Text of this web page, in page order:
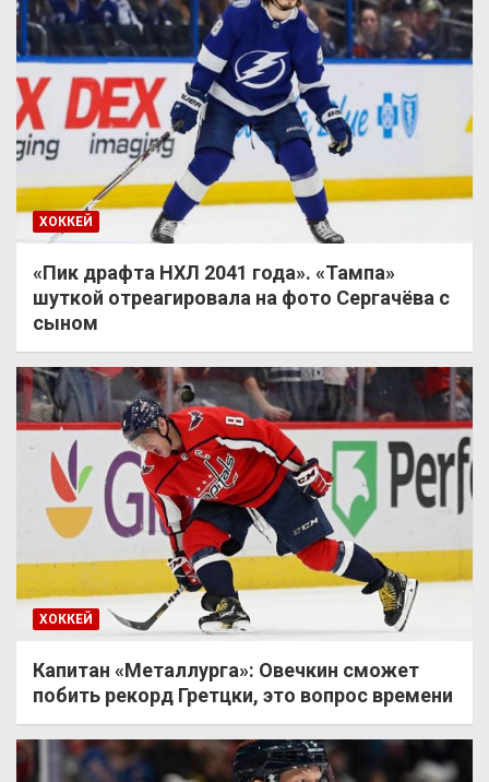
ХОККЕЙ
«Пик драфта НХЛ 2041 года». «Тампа»
шуткой отреагировала на фото Сергачёва с
сыном
ХОККЕЙ
Капитан «Металлурга»: Овечкин сможет
побить рекорд Гретцки, это вопрос времени